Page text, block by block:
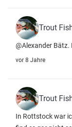
Trout
@Alexander
vor 8 Jahre
Trout
In Rottstock war